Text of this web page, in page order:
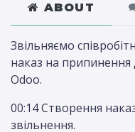
ABOUT
Звільняємо
наказ на припинення
Odoo.
00:14 Створення
звільнення.